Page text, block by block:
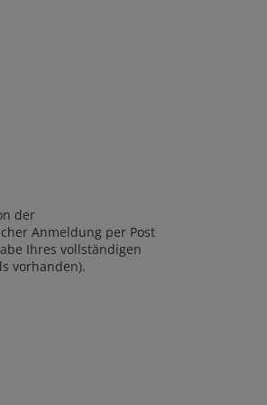
der
Anmeldung per Post
Ihres vollständigen
vorhanden).